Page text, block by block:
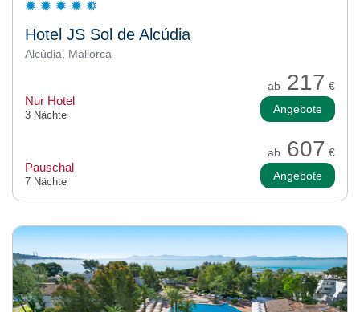
Hotel JS Sol de Alcúdia
Alcúdia, Mallorca
ab 217 €
Nur Hotel
3 Nächte Angebote
ab 607 €
Pauschal
7 Nächte Angebote